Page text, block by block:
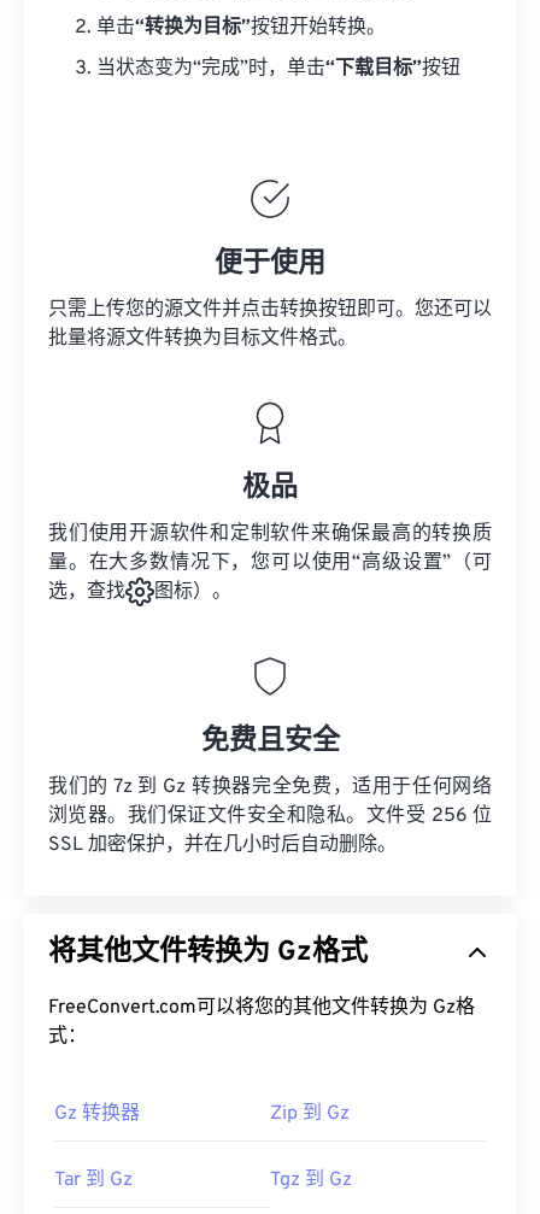
单击“转换为目标”按钮开始转换。
当状态变为“完成”时，单击“下载目标”按钮
便于使用
只需上传您的源文件并点击转换按钮即可。您还可以
批量将源文件转换为目标文件格式。
极品
我们使用开源软件和定制软件来确保最高的转换质
量。在大多数情况下，您可以使用“高级设置”（可
选，查找
图标）。
免费且安全
我们的 7z 到 Gz 转换器完全免费，适用于任何网络
浏览器。我们保证文件安全和隐私。文件受 256 位
SSL 加密保护，并在几小时后自动删除。
将其他文件转换为 Gz格式
FreeConvert.com可以将您的其他文件转换为 Gz格
式：
Gz 转换器 Zip 到 Gz
Tar 到 Gz Tgz 到 Gz